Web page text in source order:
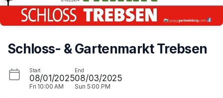
Schloss- & Gartenmarkt Trebsen
Start
08/01/2025
Fri 10:00 AM
End
08/03/2025
Sun 5:00 PM